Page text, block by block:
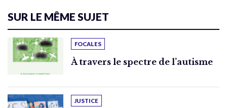
SUR LE MÊME SUJET
FOCALES
À travers le spectre de l’autisme
JUSTICE